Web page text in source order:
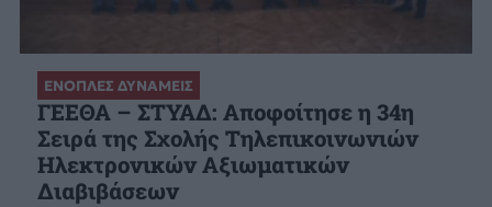
ΕΝΟΠΛΕΣ ΔΥΝΑΜΕΙΣ
ΓΕΕΘΑ – ΣΤΥΑΔ: Αποφοίτησε η 34η
Σειρά της Σχολής Τηλεπικοινωνιών
Ηλεκτρονικών Αξιωματικών
Διαβιβάσεων